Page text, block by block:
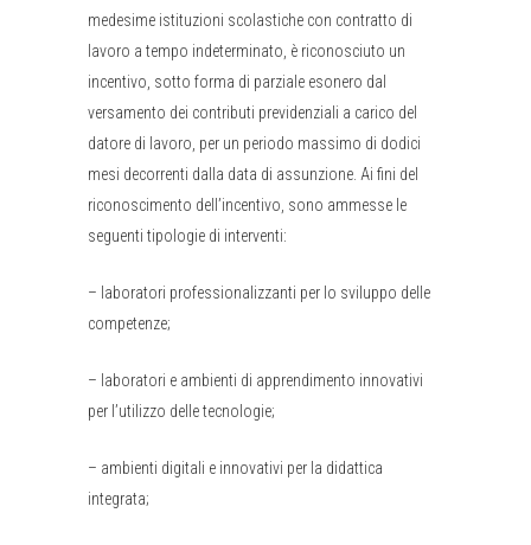
medesime istituzioni scolastiche con contratto di
lavoro a tempo indeterminato, è riconosciuto un
incentivo, sotto forma di parziale esonero dal
versamento dei contributi previdenziali a carico del
datore di lavoro, per un periodo massimo di dodici
mesi decorrenti dalla data di assunzione. Ai fini del
riconoscimento dell’incentivo, sono ammesse le
seguenti tipologie di interventi:
– laboratori professionalizzanti per lo sviluppo delle
competenze;
– laboratori e ambienti di apprendimento innovativi
per l’utilizzo delle tecnologie;
– ambienti digitali e innovativi per la didattica
integrata;